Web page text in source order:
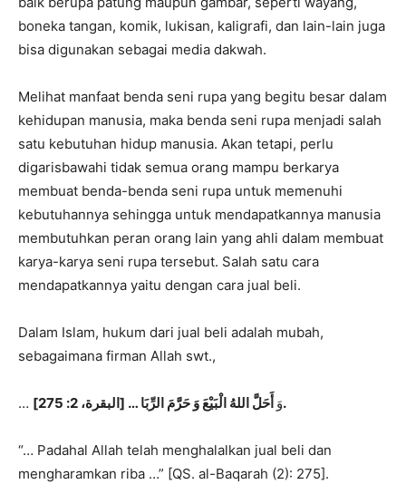
boneka tangan, komik, lukisan, kaligrafi, dan lain-lain juga
bisa digunakan sebagai media dakwah.
Melihat manfaat benda seni rupa yang begitu besar dalam
kehidupan manusia, maka benda seni rupa menjadi salah
satu kebutuhan hidup manusia. Akan tetapi, perlu
digarisbawahi tidak semua orang mampu berkarya
membuat benda-benda seni rupa untuk memenuhi
kebutuhannya sehingga untuk mendapatkannya manusia
membutuhkan peran orang lain yang ahli dalam membuat
karya-karya seni rupa tersebut. Salah satu cara
mendapatkannya yaitu dengan cara jual beli.
Dalam Islam, hukum dari jual beli adalah mubah,
sebagaimana firman Allah swt.,
… وَأَحَلَّ اللهُ الْبَيْعَ وَ حَرَّمَ الرِّبَا … [البقرة، 2: 275].
“… Padahal Allah telah menghalalkan jual beli dan
mengharamkan riba …” [QS. al-Baqarah (2): 275].